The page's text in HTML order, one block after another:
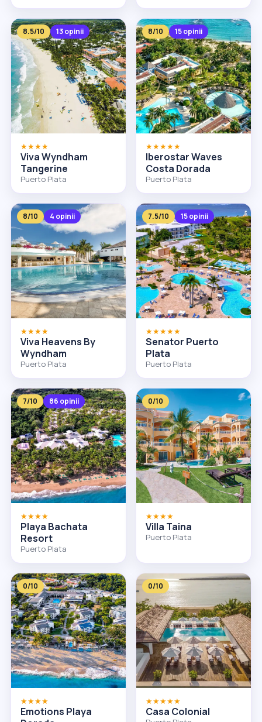
8.5/10 13 opinii
★★★★
Viva Wyndham
Tangerine
Puerto Plata
8/10 15 opinii
★★★★★
Iberostar Waves
Costa Dorada
Puerto Plata
8/10 4 opinii
★★★★
Viva Heavens By
Wyndham
Puerto Plata
7.5/10 15 opinii
★★★★★
Senator Puerto
Plata
Puerto Plata
7/10 86 opinii
★★★★
Playa Bachata
Resort
Puerto Plata
0/10
★★★★
Villa Taina
Puerto Plata
0/10
★★★★
Emotions Playa
0/10
★★★★★
Casa Colonial